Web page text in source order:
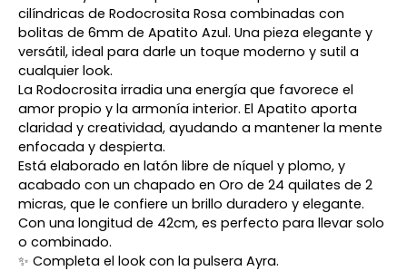
cilíndricas de Rodocrosita Rosa combinadas con
bolitas de 6mm de Apatito Azul. Una pieza elegante y
versátil, ideal para darle un toque moderno y sutil a
cualquier look.
La Rodocrosita irradia una energía que favorece el
amor propio y la armonía interior. El Apatito aporta
claridad y creatividad, ayudando a mantener la mente
enfocada y despierta.
Está elaborado en latón libre de níquel y plomo, y
acabado con un chapado en Oro de 24 quilates de 2
micras, que le confiere un brillo duradero y elegante.
Con una longitud de 42cm, es perfecto para llevar solo
o combinado.
✨ Completa el look con la pulsera Ayra.